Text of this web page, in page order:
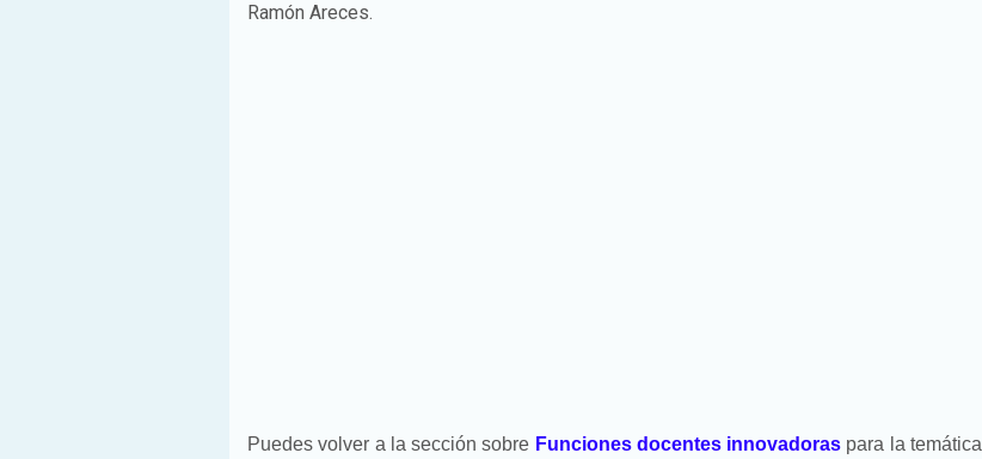
Ramón Areces.
Puedes volver a la sección sobre Funciones docentes innovadoras para la temática